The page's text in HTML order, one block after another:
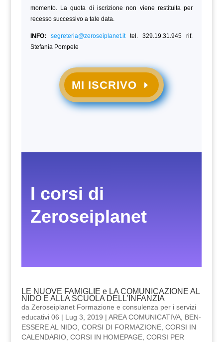
momento. La quota di iscrizione non viene restituita per
recesso successivo a tale data.
INFO: segreteria@zeroseiplanet.ittel. 329.19.31.945 rif.
Stefania Pompele
MI ISCRIVO
I corsi di
Zeroseiplanet
LE NUOVE FAMIGLIE e LA COMUNICAZIONE AL
NIDO E ALLA SCUOLA DELL’INFANZIA
da Zeroseiplanet Formazione e consulenza per i servizi
educativi 06 | Lug 3, 2019 | AREA COMUNICATIVA, BEN-
ESSERE AL NIDO, CORSI DI FORMAZIONE, CORSI IN
CALENDARIO, CORSI IN HOMEPAGE, CORSI PER